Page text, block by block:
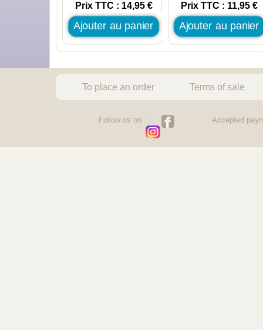
Prix TTC : 14,95 €
Ajouter au panier
Prix TTC : 11,95 €
Ajouter au panier
To place an order Terms of sale
Follow us on : Accepted